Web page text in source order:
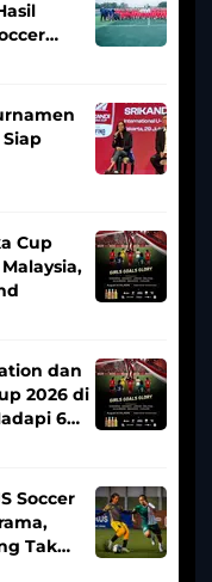
Cup
dan
2026 di
6
Soccer
Tak